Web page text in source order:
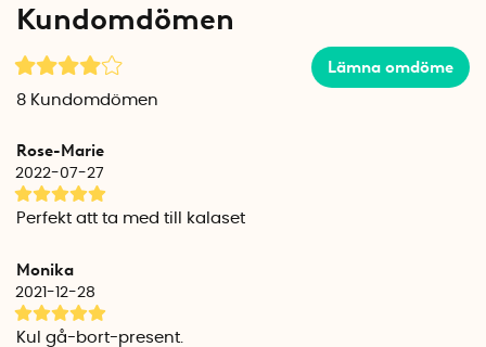
Kundomdömen
Lämna omdöme
8 Kundomdömen
Rose-Marie
2022-07-27
Perfekt att ta med till kalaset
Monika
2021-12-28
Kul gå-bort-present.